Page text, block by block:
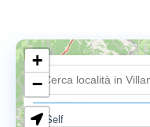
Self
+
−